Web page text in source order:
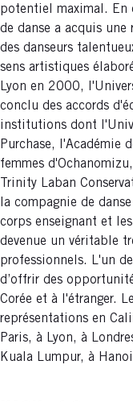
potentiel maximal. En
de danse a acquis
des danseurs
sens artistiques
Lyon en 2000,
conclu des accords
institutions dont
Purchase, l'Académie
femmes
Trinity Laban
la compagnie de
corps enseignant et
devenue un véritable
professionnels. L'un
d’offrir des
Corée et à l'étranger.
représentations en
Paris, à Lyon, à
Kuala Lumpur, à